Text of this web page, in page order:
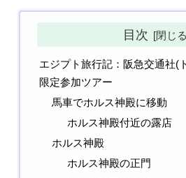
目次
エジプト旅行記：阪急交通社(
限定参加ツアー
馬車でホルス神殿に移動
ホルス神殿付近の露店
ホルス神殿
ホルス神殿の正門